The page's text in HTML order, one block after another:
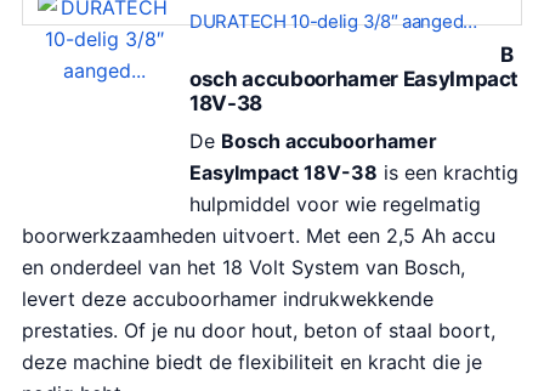
DURATECH 10-delig 3/8″ aanged…
B
osch accuboorhamer EasyImpact
18V-38
De Bosch accuboorhamer
EasyImpact 18V-38 is een krachtig
hulpmiddel voor wie regelmatig
boorwerkzaamheden uitvoert. Met een 2,5 Ah accu
en onderdeel van het 18 Volt System van Bosch,
levert deze accuboorhamer indrukwekkende
prestaties. Of je nu door hout, beton of staal boort,
deze machine biedt de flexibiliteit en kracht die je